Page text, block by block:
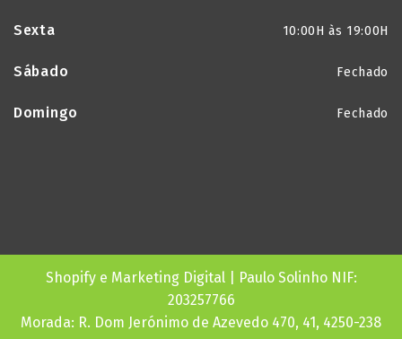
Sexta 10:00H às 19:00H
Sábado Fechado
Domingo Fechado
Shopify e Marketing Digital | Paulo Solinho NIF:
203257766
Morada: R. Dom Jerónimo de Azevedo 470, 41, 4250-238